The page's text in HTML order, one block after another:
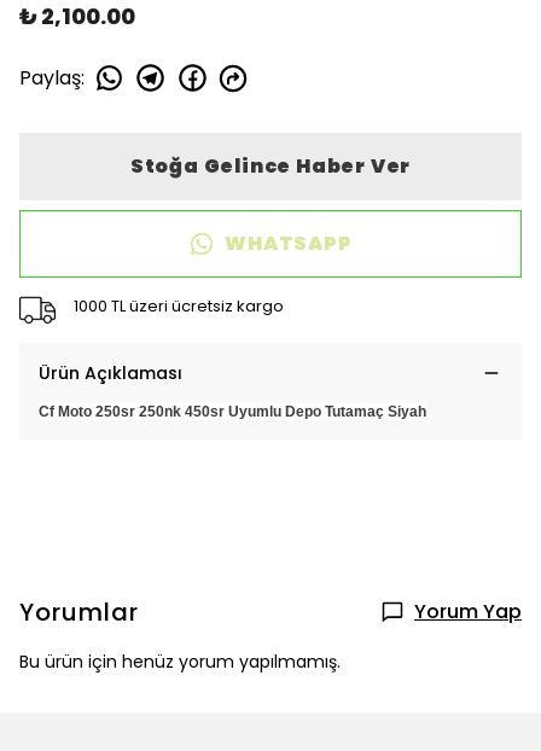
₺ 2,100.00
Paylaş:
Stoğa Gelince Haber Ver
WHATSAPP
1000 TL üzeri ücretsiz kargo
Ürün Açıklaması
Cf Moto 250sr 250nk 450sr Uyumlu Depo Tutamaç Siyah
Yorumlar Yorum Yap
Bu ürün için henüz yorum yapılmamış.